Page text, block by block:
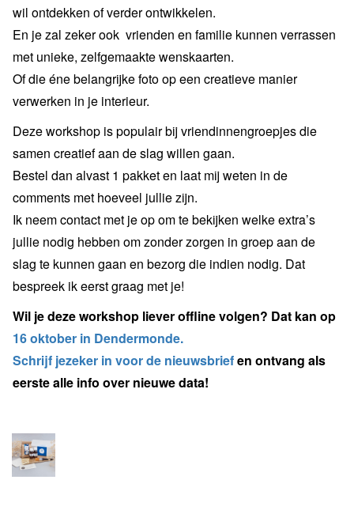
wil ontdekken of verder ontwikkelen.
En je zal zeker ook vrienden en familie kunnen verrassen
met unieke, zelfgemaakte wenskaarten.
Of die éne belangrijke foto op een creatieve manier
verwerken in je interieur.
Deze workshop is populair bij vriendinnengroepjes die
samen creatief aan de slag willen gaan.
Bestel dan alvast 1 pakket en laat mij weten in de
comments met hoeveel jullie zijn.
Ik neem contact met je op om te bekijken welke extra’s
jullie nodig hebben om zonder zorgen in groep aan de
slag te kunnen gaan en bezorg die indien nodig. Dat
bespreek ik eerst graag met je!
Wil je deze workshop liever offline volgen? Dat kan op
16 oktober in Dendermonde.
Schrijf jezeker in voor de nieuwsbriefen ontvang als
eerste alle info over nieuwe data!